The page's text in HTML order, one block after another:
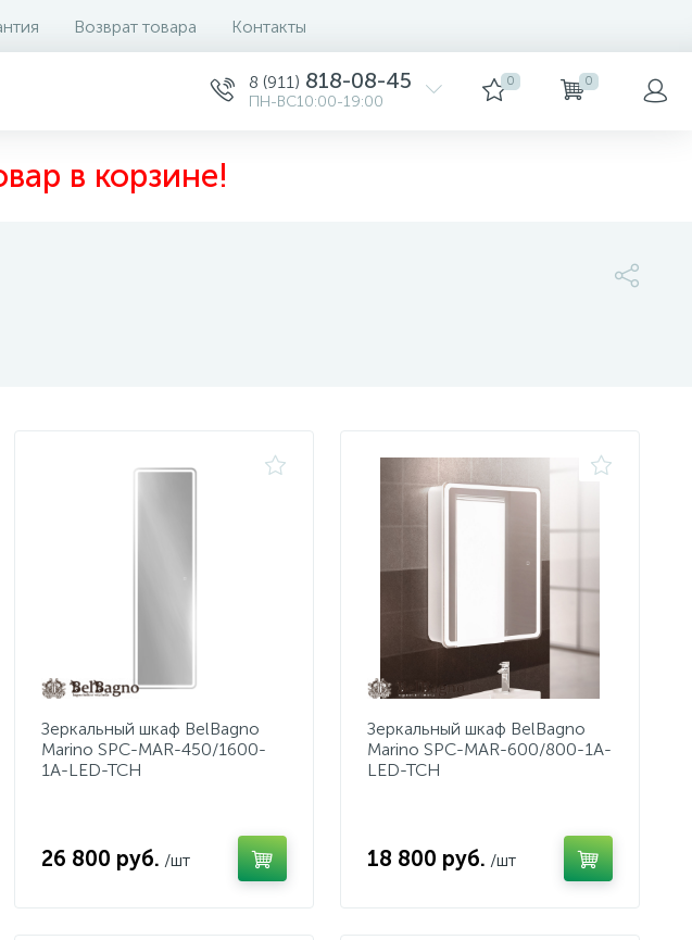
Возврат товара Контакты
8 (911) 818-08-45
ПН-ВС10:00-19:00
0 0
в корзине!
Зеркальный шкаф BelBagno
Marino SPC-MAR-450/1600-
1A-LED-TCH
26 800 руб. /шт
Зеркальный шкаф BelBagno
Marino SPC-MAR-600/800-1A-
LED-TCH
18 800 руб. /шт